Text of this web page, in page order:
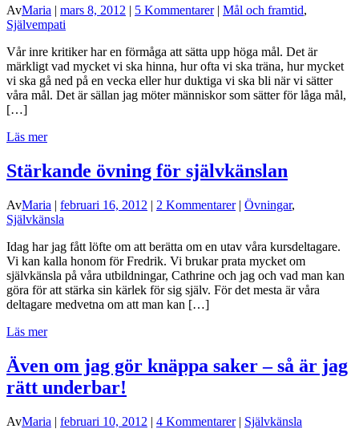
AvMaria | mars 8, 2012 | 5 Kommentarer| Mål och framtid,
Självempati
Vår inre kritiker har en förmåga att sätta upp höga mål. Det är
märkligt vad mycket vi ska hinna, hur ofta vi ska träna, hur mycket
vi ska gå ned på en vecka eller hur duktiga vi ska bli när vi sätter
våra mål. Det är sällan jag möter människor som sätter för låga mål,
[…]
Läs mer
Stärkande övning för självkänslan
AvMaria | februari 16, 2012 | 2 Kommentarer| Övningar,
Självkänsla
Idag har jag fått löfte om att berätta om en utav våra kursdeltagare.
Vi kan kalla honom för Fredrik. Vi brukar prata mycket om
självkänsla på våra utbildningar, Cathrine och jag och vad man kan
göra för att stärka sin kärlek för sig själv. För det mesta är våra
deltagare medvetna om att man kan […]
Läs mer
Även om jag gör knäppa saker – så är jag
rätt underbar!
AvMaria | februari 10, 2012 | 4 Kommentarer| Självkänsla